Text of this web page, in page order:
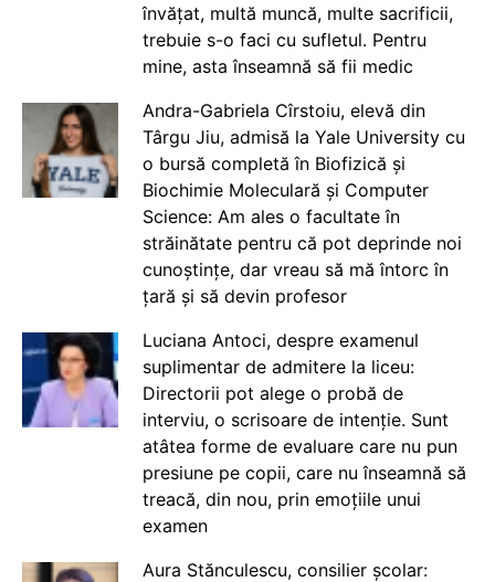
învățat, multă muncă, multe sacrificii,
trebuie s-o faci cu sufletul. Pentru
mine, asta înseamnă să fii medic
Andra-Gabriela Cîrstoiu, elevă din
Târgu Jiu, admisă la Yale University cu
o bursă completă în Biofizică și
Biochimie Moleculară și Computer
Science: Am ales o facultate în
străinătate pentru că pot deprinde noi
cunoștințe, dar vreau să mă întorc în
țară și să devin profesor
Luciana Antoci, despre examenul
suplimentar de admitere la liceu:
Directorii pot alege o probă de
interviu, o scrisoare de intenție. Sunt
atâtea forme de evaluare care nu pun
presiune pe copii, care nu înseamnă să
treacă, din nou, prin emoțiile unui
examen
Aura Stănculescu, consilier școlar: